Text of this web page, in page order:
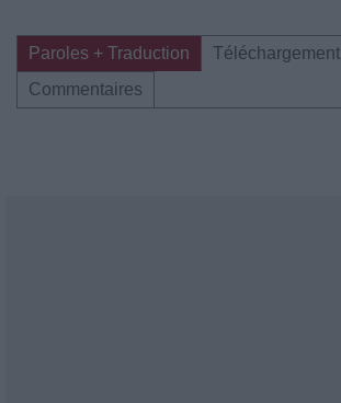
Paroles + Traduction Téléchargement
Commentaires